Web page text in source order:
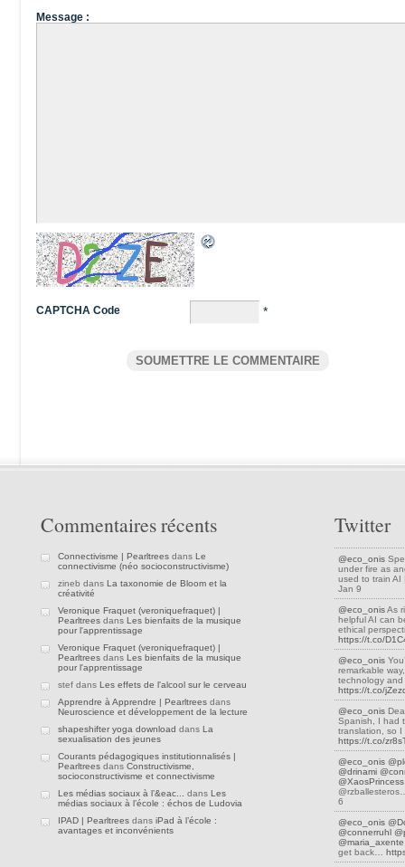
Message :
CAPTCHA Code *
Commentaires récents
Connectivisme | Pearltrees dans Le
connectivisme (néo socioconstructivisme)
zineb dans La taxonomie de Bloom et la
créativité
Veronique Fraquet (veroniquefraquet) |
Pearltrees dans Les bienfaits de la musique
pour l'apprentissage
Veronique Fraquet (veroniquefraquet) |
Pearltrees dans Les bienfaits de la musique
pour l'apprentissage
stef dans Les effets de l'alcool sur le cerveau
Apprendre à Apprendre | Pearltrees dans
Neuroscience et développement de la lecture
shapeshifter yoga download dans La
sexualisation des jeunes
Courants pédagogiques institutionnalisés |
Pearltrees dans Constructivisme,
socioconstructivisme et connectivisme
Les médias sociaux à l’&eac...
dans Les
médias sociaux à l’école : échos de Ludovia
IPAD | Pearltrees dans iPad à l’école :
avantages et inconvénients
Twitter
@eco_onis
under fire as
used to train
Jan 9
@eco_onisAs
helpful AI can
ethical
https://t.co/
@eco_onis
remarkable
technology
https://t.co/
@eco_onis
Spanish, I had
translation, so
https://t.co/
@eco_onis
@drinami
@XaosPrincess
6
@eco_onis
@connerruhl
@maria_axente
get back…